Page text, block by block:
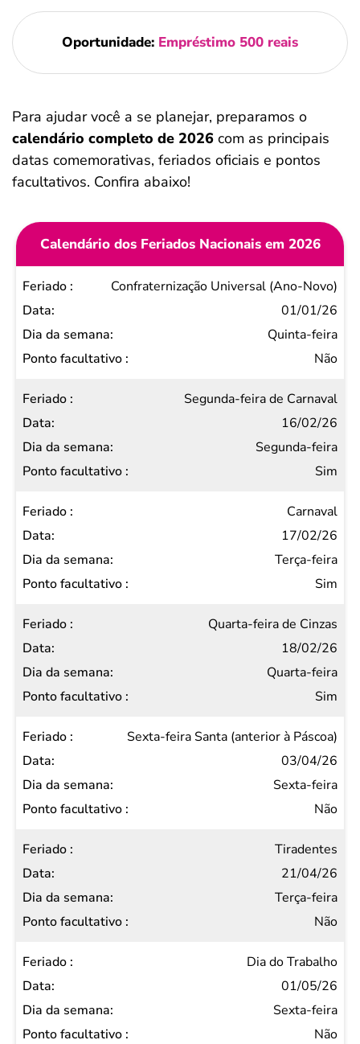
Oportunidade: Empréstimo 500 reais
Para ajudar você a se planejar, preparamos o
calendário completo de 2026 com as principais
datas comemorativas, feriados oficiais e pontos
facultativos. Confira abaixo!
Calendário dos Feriados Nacionais em 2026
Feriado
Data
Dia da
semana
facultativo
Confraternização Universal (Ano-Novo)
01/01/26
Quinta-feira
Não
Segunda-feira de Carnaval
16/02/26
Segunda-feira
Sim
Carnaval
17/02/26
Terça-feira
Sim
Quarta-feira de Cinzas
18/02/26
Quarta-feira
Sim
Sexta-feira Santa (anterior à Páscoa)
03/04/26
Sexta-feira
Não
Tiradentes
21/04/26
Terça-feira
Não
Dia do Trabalho
01/05/26
Sexta-feira
Não